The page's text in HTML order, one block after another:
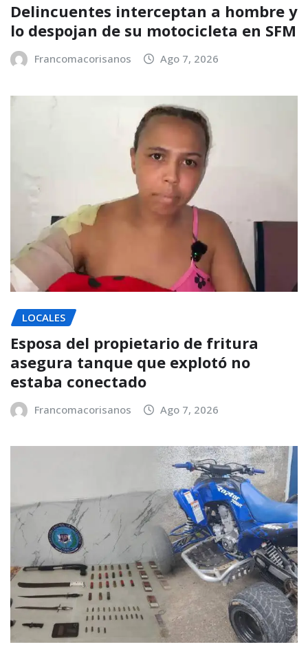
Delincuentes interceptan a hombre y
lo despojan de su motocicleta en SFM
Francomacorisanos Ago 7, 2026
LOCALES
Esposa del propietario de fritura
asegura tanque que explotó no
estaba conectado
Francomacorisanos Ago 7, 2026